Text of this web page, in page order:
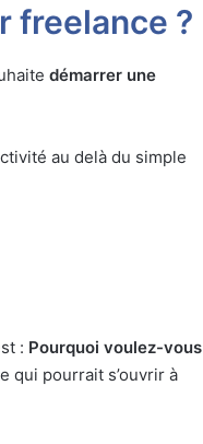
freelance ?
démarrer une
au delà du simple
: Pourquoi voulez-vous
qui pourrait s’ouvrir à